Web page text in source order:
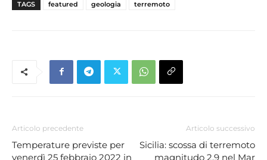
TAGS featured geologia terremoto
Articolo precedente
Temperature previste per
venerdì 25 febbraio 2022 in
Articolo successivo
Sicilia: scossa di terremoto
magnitudo 2.9 nel Mar